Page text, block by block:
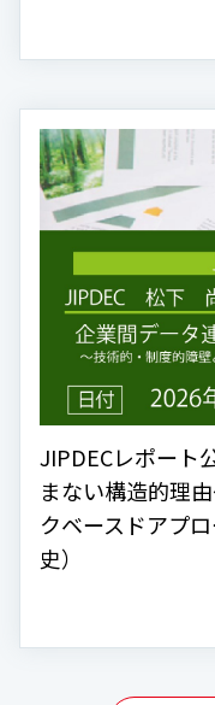
JIPDECレポート
まない構造的理
クベースドアプ
史）